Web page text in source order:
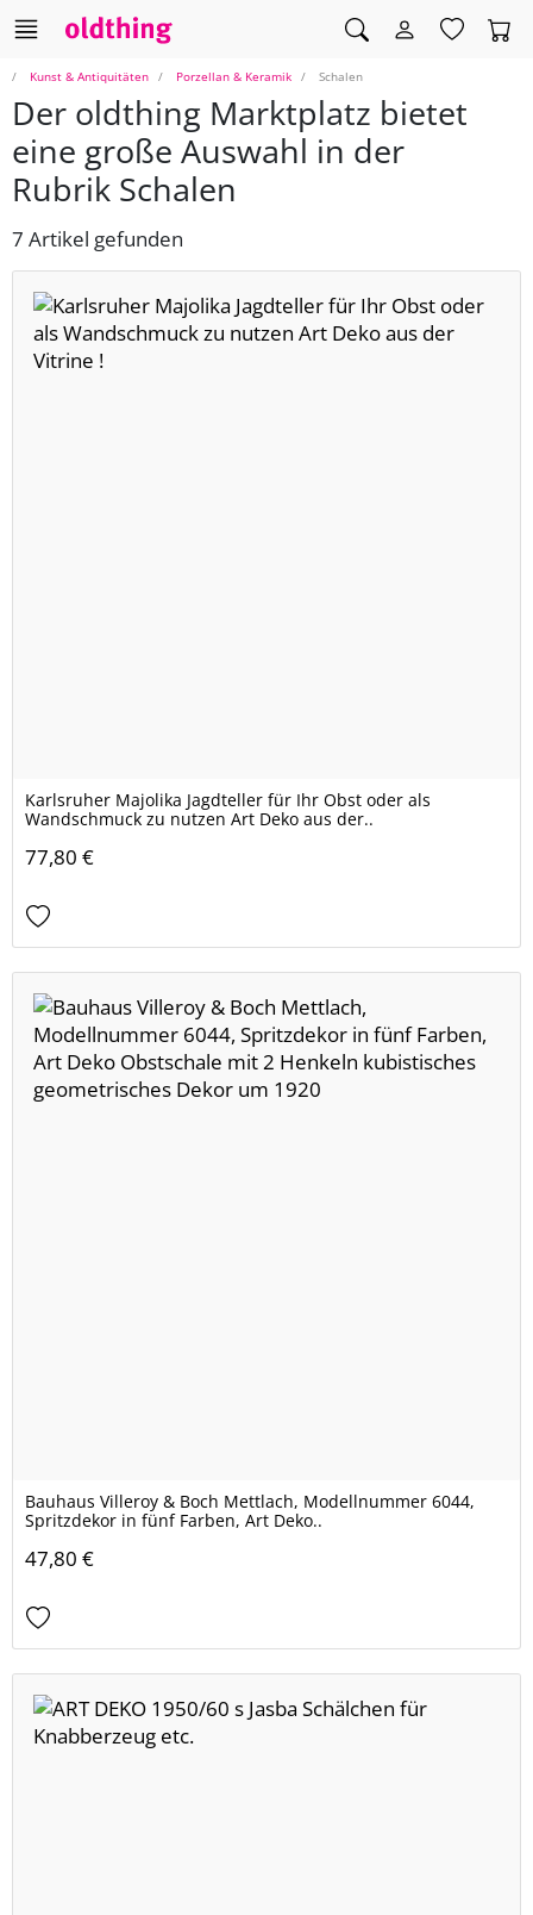
Kunst & Antiquitäten Porzellan & Keramik Schalen
Der oldthing Marktplatz bietet
eine große Auswahl in der
Rubrik Schalen
7 Artikel gefunden
Karlsruher Majolika Jagdteller für Ihr Obst oder als
Wandschmuck zu nutzen Art Deko aus der..
77,80 €
Bauhaus Villeroy & Boch Mettlach, Modellnummer 6044,
Spritzdekor in fünf Farben, Art Deko..
47,80 €